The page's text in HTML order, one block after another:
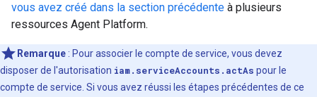
vous avez créé dans la section précédente à plusieurs
ressources Agent Platform.
Remarque : Pour associer le compte de service, vous devez
disposer de l'autorisation iam.serviceAccounts.actAs pour le
compte de service. Si vous avez réussi les étapes précédentes de ce